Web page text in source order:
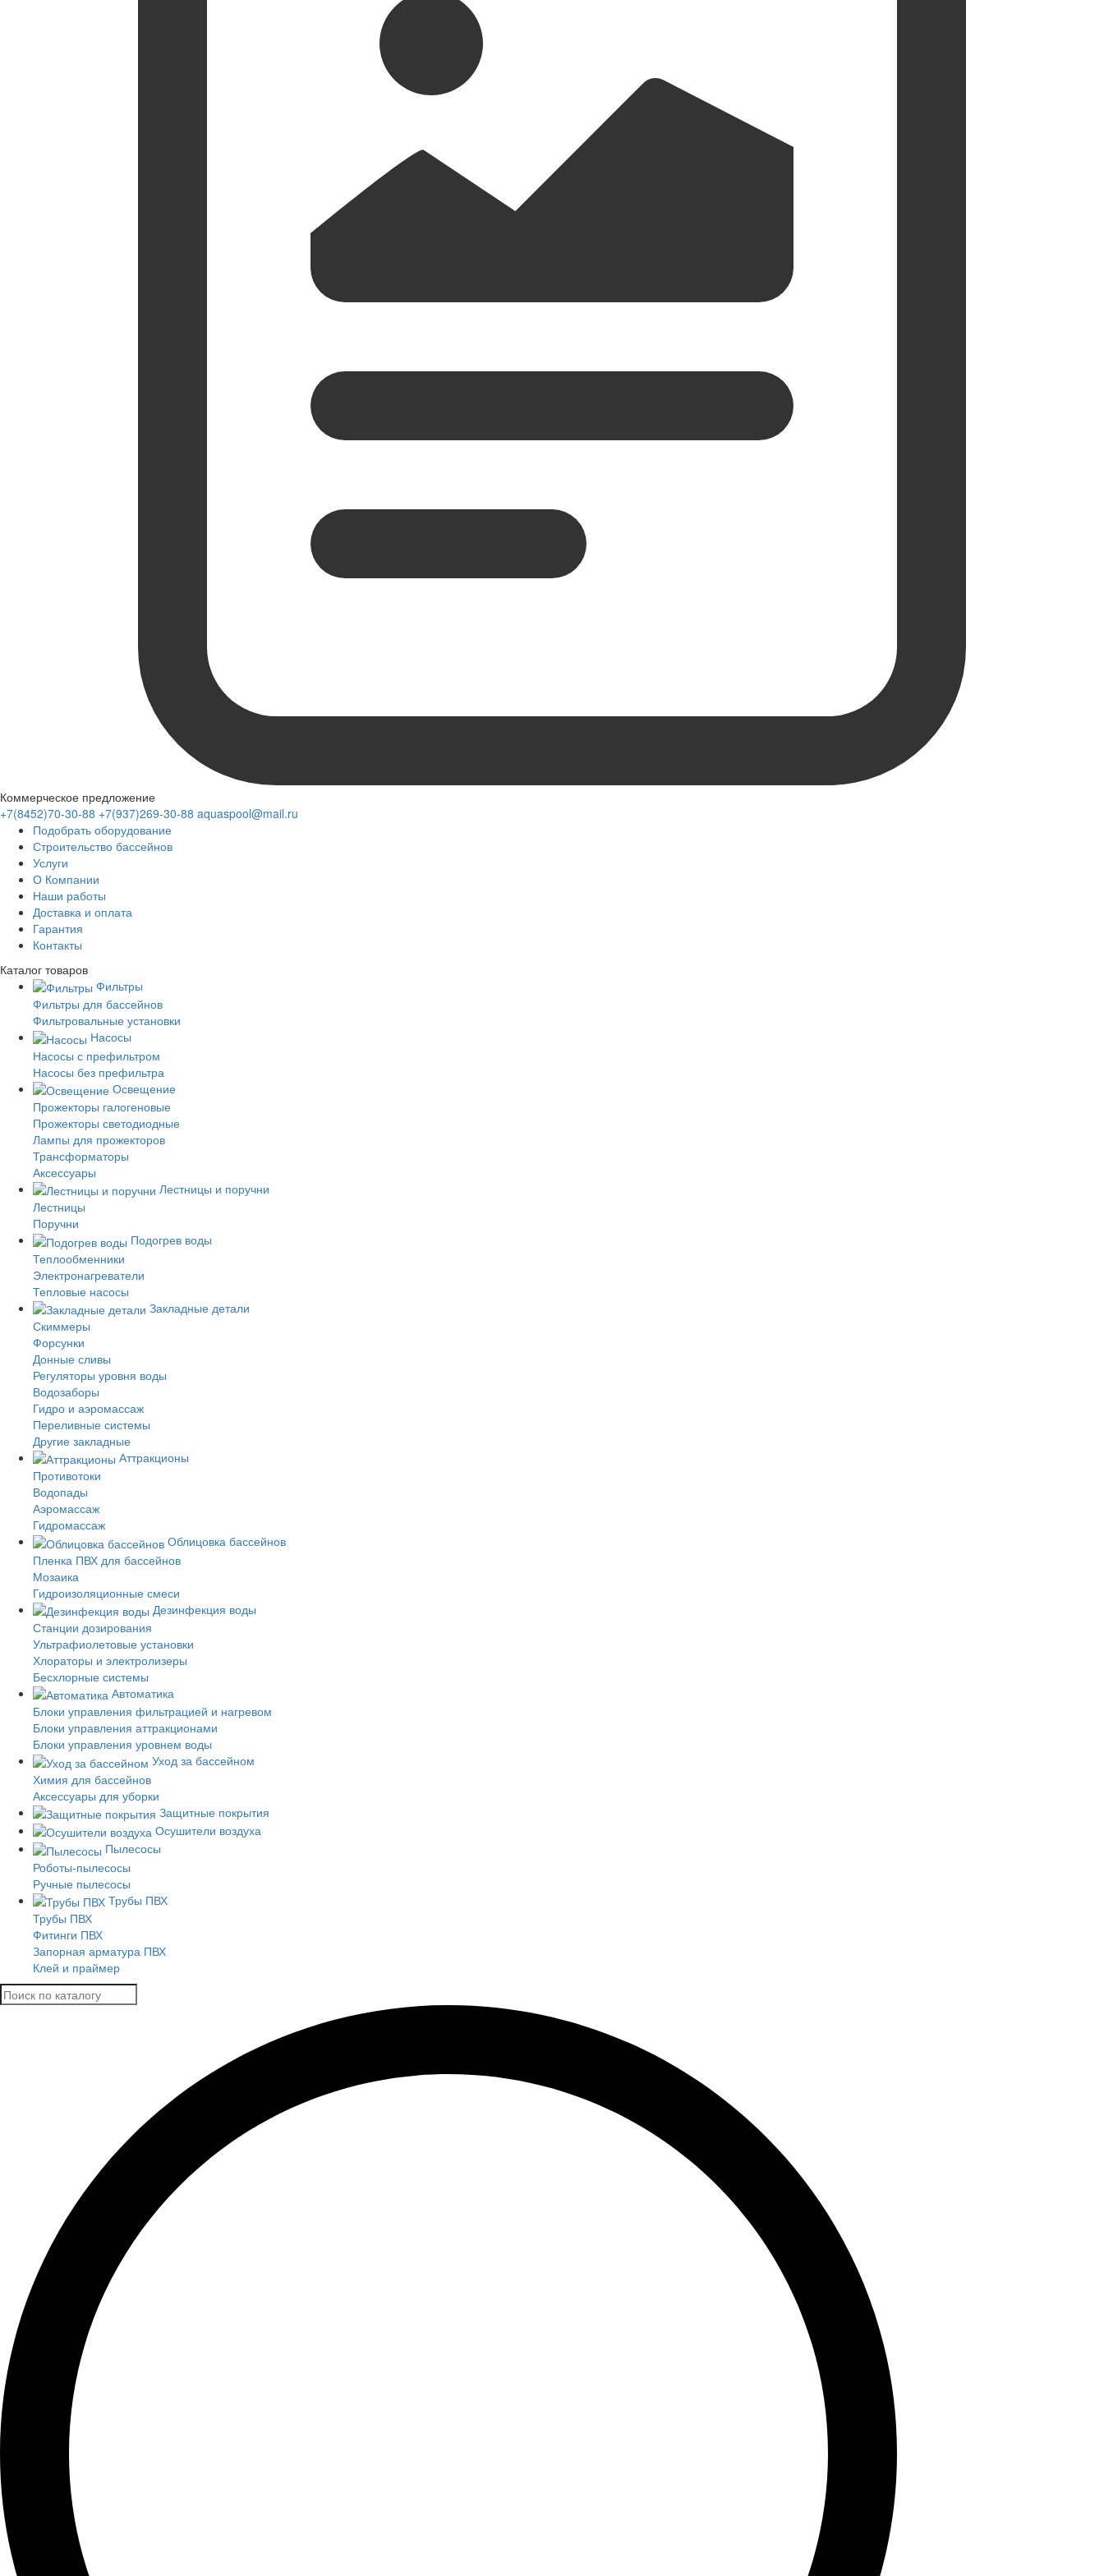
Коммерческое предложение
+7(8452)70-30-88 +7(937)269-30-88 aquaspool@mail.ru
Подобрать оборудование
Строительство бассейнов
Услуги
О Компании
Наши работы
Доставка и оплата
Гарантия
Контакты
Каталог товаров
Фильтры
Фильтры для бассейнов
Фильтровальные установки
Насосы
Насосы с префильтром
Насосы без префильтра
Освещение
Прожекторы галогеновые
Прожекторы светодиодные
Лампы для прожекторов
Трансформаторы
Аксессуары
Лестницы и поручни
Лестницы
Поручни
Подогрев воды
Теплообменники
Электронагреватели
Тепловые насосы
Закладные детали
Скиммеры
Форсунки
Донные сливы
Регуляторы уровня воды
Водозаборы
Гидро и аэромассаж
Переливные системы
Другие закладные
Аттракционы
Противотоки
Водопады
Аэромассаж
Гидромассаж
Облицовка бассейнов
Пленка ПВХ для бассейнов
Мозаика
Гидроизоляционные смеси
Дезинфекция воды
Станции дозирования
Ультрафиолетовые установки
Хлораторы и электролизеры
Бесхлорные системы
Автоматика
Блоки управления фильтрацией и нагревом
Блоки управления аттракционами
Блоки управления уровнем воды
Уход за бассейном
Химия для бассейнов
Аксессуары для уборки
Защитные покрытия
Осушители воздуха
Пылесосы
Роботы-пылесосы
Ручные пылесосы
Трубы ПВХ
Трубы ПВХ
Фитинги ПВХ
Запорная арматура ПВХ
Клей и праймер